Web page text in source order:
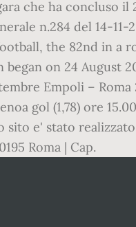
che ha concluso il
n.284 del 14-11-
the 82nd in a
on 24 August
Empoli – Roma
gol (1,78) ore
sito e' stato
Roma | Cap.